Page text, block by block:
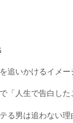
追いかけるイメー
「人生で告白し
る男は追わない理